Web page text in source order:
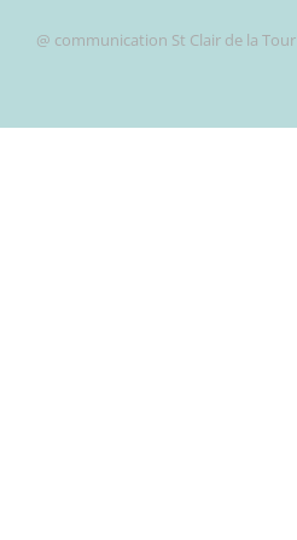
@ communication St Clair de la Tour